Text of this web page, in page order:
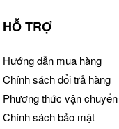
HỖ TRỢ
Hướng dẫn mua hàng
Chính sách đổi trả hàng
Phương thức vận chuyển
Chính sách bảo mật